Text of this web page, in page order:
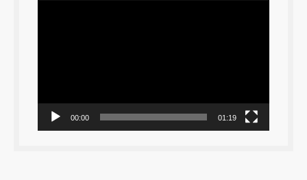
00:00 01:19